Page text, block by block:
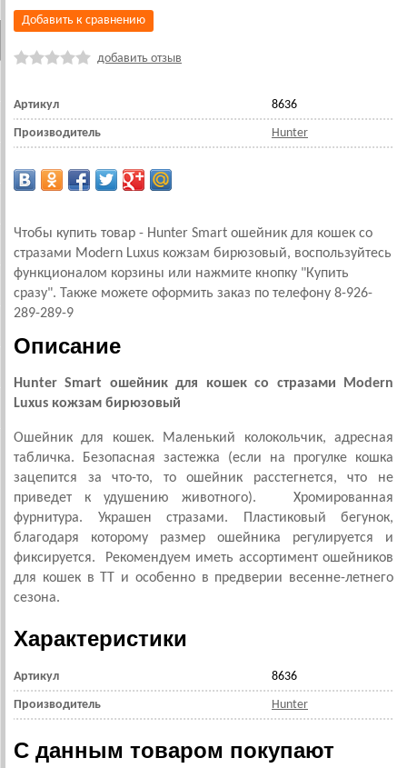
Добавить к сравнению
добавить отзыв
Артикул 8636
Производитель Hunter
Чтобы купить товар - Hunter Smart ошейник для кошек со
стразами Modern Luxus кожзам бирюзовый, воспользуйтесь
функционалом корзины или нажмите кнопку "Купить
сразу". Также можете оформить заказ по телефону 8-926-
289-289-9
Описание
Hunter Smart ошейник для кошек со стразами Modern
Luxus кожзам бирюзовый
Ошейник для кошек. Маленький колокольчик, адресная
табличка. Безопасная застежка (если на прогулке кошка
зацепится за что-то, то ошейник расстегнется, что не
приведет к удушению животного). Хромированная
фурнитура. Украшен стразами. Пластиковый бегунок,
благодаря которому размер ошейника регулируется и
фиксируется. Рекомендуем иметь ассортимент ошейников
для кошек в ТТ и особенно в предверии весенне-летнего
сезона.
Характеристики
Артикул 8636
Производитель Hunter
С данным товаром покупают